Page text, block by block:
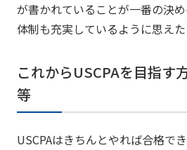
が書かれていることが一番の決
体制も充実しているように思えた
これからUSCPAを目指す
等
USCPAはきちんとやれば合格で